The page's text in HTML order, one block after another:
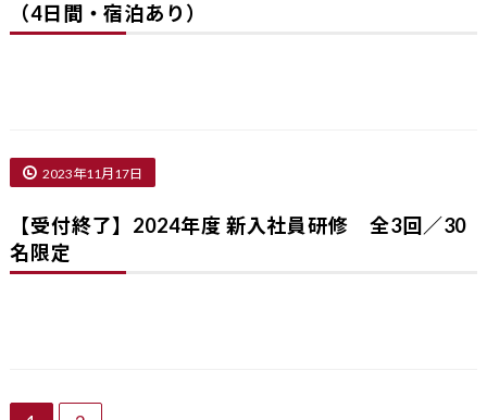
（4日間・宿泊あり）
2023年11月17日
【受付終了】2024年度 新入社員研修 全3回／30
名限定